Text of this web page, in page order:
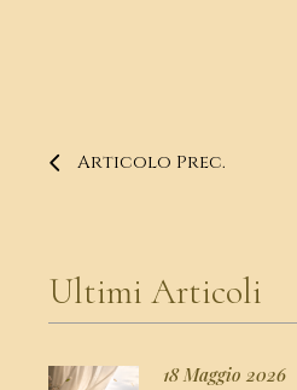
Articolo Prec.
Ultimi Articoli
18 Maggio 2026